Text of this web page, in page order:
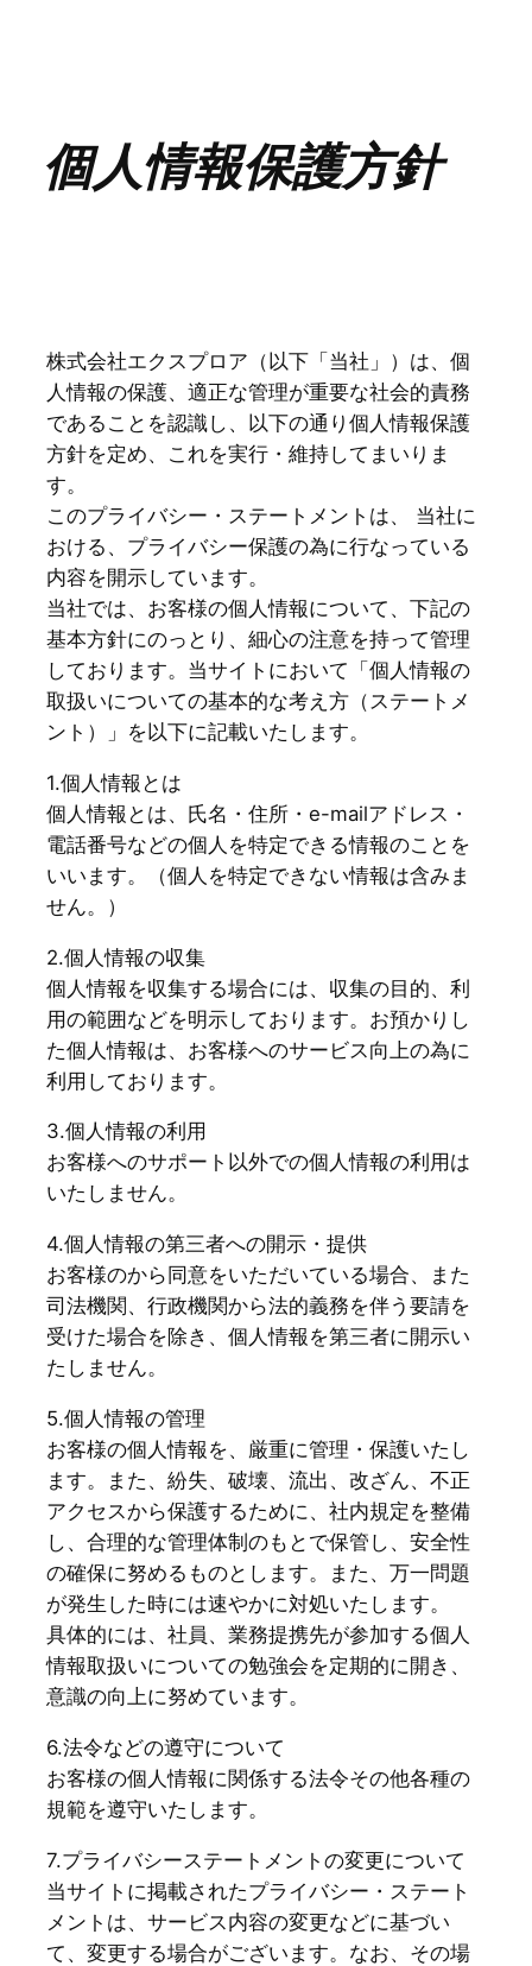
個人情報保護方針
株式会社エクスプロア（以下「当社」）は、個
人情報の保護、適正な管理が重要な社会的責務
であることを認識し、以下の通り個人情報保護
方針を定め、これを実行・維持してまいりま
す。
このプライバシー・ステートメントは、 当社に
おける、プライバシー保護の為に行なっている
内容を開示しています。
当社では、お客様の個人情報について、下記の
基本方針にのっとり、細心の注意を持って管理
しております。当サイトにおいて「個人情報の
取扱いについての基本的な考え方（ステートメ
ント）」を以下に記載いたします。
1.個人情報とは
個人情報とは、氏名・住所・e-mailアドレス・
電話番号などの個人を特定できる情報のことを
いいます。（個人を特定できない情報は含みま
せん。）
2.個人情報の収集
個人情報を収集する場合には、収集の目的、利
用の範囲などを明示しております。お預かりし
た個人情報は、お客様へのサービス向上の為に
利用しております。
3.個人情報の利用
お客様へのサポート以外での個人情報の利用は
いたしません。
4.個人情報の第三者への開示・提供
お客様のから同意をいただいている場合、また
司法機関、行政機関から法的義務を伴う要請を
受けた場合を除き、個人情報を第三者に開示い
たしません。
5.個人情報の管理
お客様の個人情報を、厳重に管理・保護いたし
ます。また、紛失、破壊、流出、改ざん、不正
アクセスから保護するために、社内規定を整備
し、合理的な管理体制のもとで保管し、安全性
の確保に努めるものとします。また、万一問題
が発生した時には速やかに対処いたします。
具体的には、社員、業務提携先が参加する個人
情報取扱いについての勉強会を定期的に開き、
意識の向上に努めています。
6.法令などの遵守について
お客様の個人情報に関係する法令その他各種の
規範を遵守いたします。
7.プライバシーステートメントの変更について
当サイトに掲載されたプライバシー・ステート
メントは、サービス内容の変更などに基づい
て、変更する場合がございます。なお、その場